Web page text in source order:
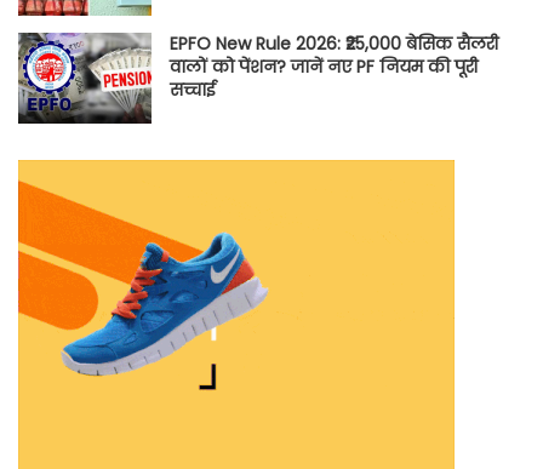
EPFO New Rule 2026: ₹25,000 बेसिक सैलरी
वालों को पेंशन? जानें नए PF नियम की पूरी
सच्चाई